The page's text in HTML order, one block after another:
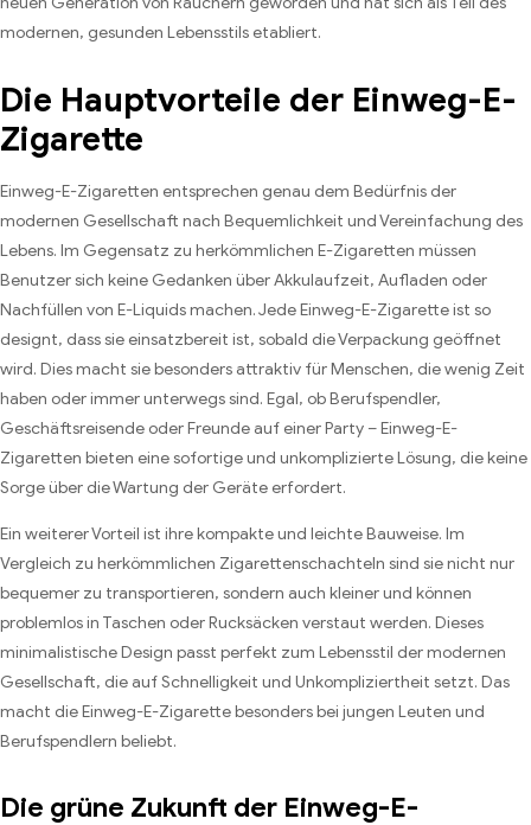
modernen, gesunden Lebensstils etabliert.
Die Hauptvorteile der Einweg-E-
Zigarette
Einweg-E-Zigaretten entsprechen genau dem Bedürfnis der
modernen Gesellschaft nach Bequemlichkeit und Vereinfachung des
Lebens. Im Gegensatz zu herkömmlichen E-Zigaretten müssen
Benutzer sich keine Gedanken über Akkulaufzeit, Aufladen oder
Nachfüllen von E-Liquids machen. Jede Einweg-E-Zigarette ist so
designt, dass sie einsatzbereit ist, sobald die Verpackung geöffnet
wird. Dies macht sie besonders attraktiv für Menschen, die wenig Zeit
haben oder immer unterwegs sind. Egal, ob Berufspendler,
Geschäftsreisende oder Freunde auf einer Party – Einweg-E-
Zigaretten bieten eine sofortige und unkomplizierte Lösung, die keine
Sorge über die Wartung der Geräte erfordert.
Ein weiterer Vorteil ist ihre kompakte und leichte Bauweise. Im
Vergleich zu herkömmlichen Zigarettenschachteln sind sie nicht nur
bequemer zu transportieren, sondern auch kleiner und können
problemlos in Taschen oder Rucksäcken verstaut werden. Dieses
minimalistische Design passt perfekt zum Lebensstil der modernen
Gesellschaft, die auf Schnelligkeit und Unkompliziertheit setzt. Das
macht die Einweg-E-Zigarette besonders bei jungen Leuten und
Berufspendlern beliebt.
Die grüne Zukunft der Einweg-E-